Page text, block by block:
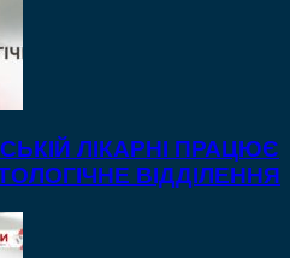
ЛІКАРНІ ПРАЦЮЄ
ВІДДІЛЕННЯ